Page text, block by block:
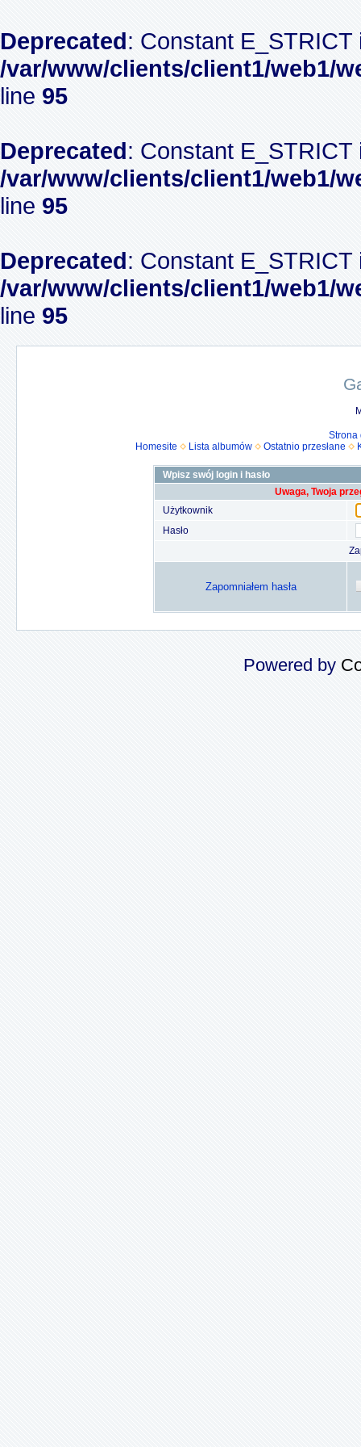
Deprecated: Constant
/var/www/clients/client1/web1/
line 95
Deprecated: Constant
/var/www/clients/client1/web1/
line 95
Deprecated: Constant
/var/www/clients/client1/web1/
line 95
Strona
Homesite
Lista albumów Ostatnio przesłane
Wpisz swój login i hasło
Uwaga, Twoja
Użytkownik
Hasło
Zapomniałem hasła
Powered by